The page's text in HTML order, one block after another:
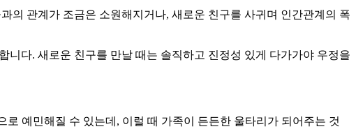
의 관계가 조금은 소원해지거나, 새로운 친구를 사귀며 인간관계의 폭
다. 새로운 친구를 만날 때는 솔직하고 진정성 있게 다가가야 우정을
예민해질 수 있는데, 이럴 때 가족이 든든한 울타리가 되어주는 것